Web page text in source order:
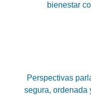
bienestar
Perspectivas
segura, ordenada